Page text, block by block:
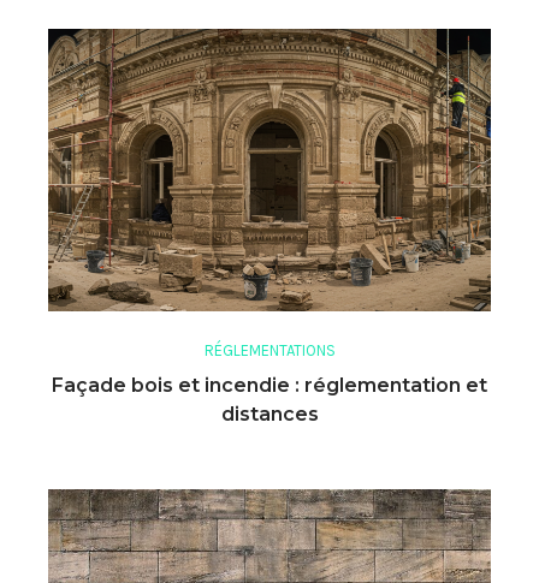
RÉGLEMENTATIONS
Façade bois et incendie : réglementation et
distances